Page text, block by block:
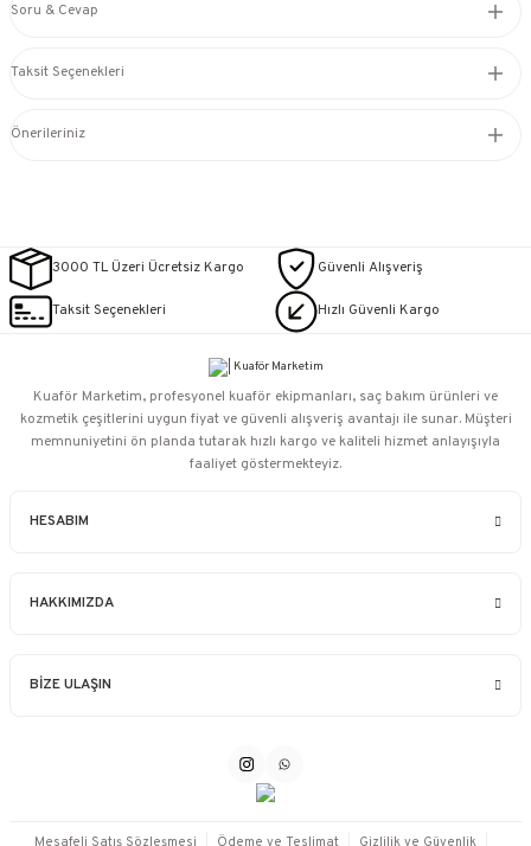
Soru & Cevap
Taksit Seçenekleri
Önerileriniz
3000 TL Üzeri Ücretsiz Kargo Güvenli Alışveriş
Taksit Seçenekleri Hızlı Güvenli Kargo
HESABIM
HAKKIMIZDA
BİZE ULAŞIN
Kuaför Marketim, profesyonel kuaför ekipmanları, saç bakım ürünleri ve
kozmetik çeşitlerini uygun fiyat ve güvenli alışveriş avantajı ile sunar. Müşteri
memnuniyetini ön planda tutarak hızlı kargo ve kaliteli hizmet anlayışıyla
faaliyet göstermekteyiz.
Mesafeli Satış Sözleşmesi Ödeme ve Teslimat Gizlilik ve Güvenlik